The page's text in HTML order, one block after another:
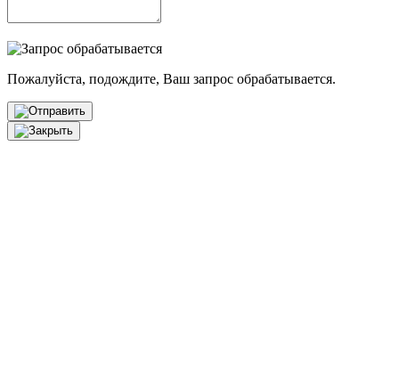
Пожалуйста, подождите, Ваш запрос обрабатывается.